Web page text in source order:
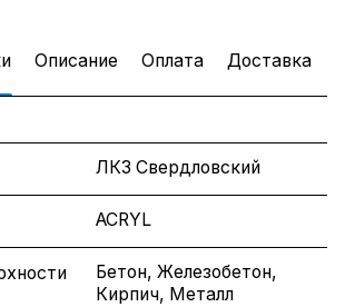
Описание Оплата Доставка
ЛКЗ Свердловский
ACRYL
Бетон, Железобетон,
Кирпич, Металл